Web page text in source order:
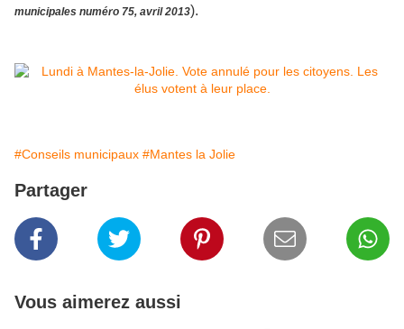
municipales numéro 75, avril 2013).
#Conseils municipaux #Mantes la Jolie
Partager
Vous aimerez aussi